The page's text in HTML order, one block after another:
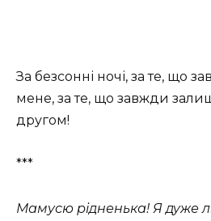
За безсонні ночі, за те, що
мене, за те, що завжди
другом!
***
Мамусю рідненька! Я дуже